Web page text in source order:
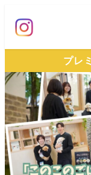
ン
ン
テ
ン
ツ
へ
移
プレ